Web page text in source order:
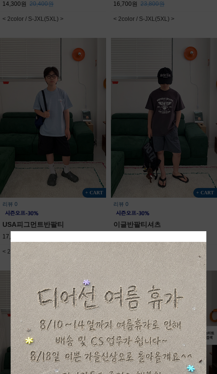
14,300원 20,400원
< 2color / S-JXL(5XL) >
16,700원 23,800원
< 2color / S-JXL(5XL) >
+ CART
리뷰 0
USA피그먼트반팔티
17,800원
< 2color / S-JXL(5XL) >
+ CART
리뷰 0
이글반팔티셔츠
< 2color / S-JXL(5XL) >